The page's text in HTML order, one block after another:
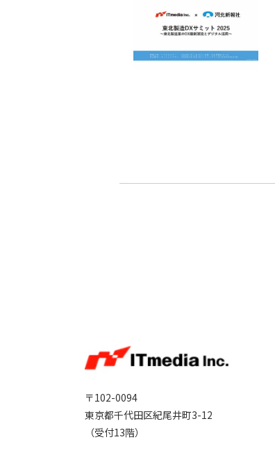
〒102-0094
東京都千代田区紀尾井町3-12
（受付13階）